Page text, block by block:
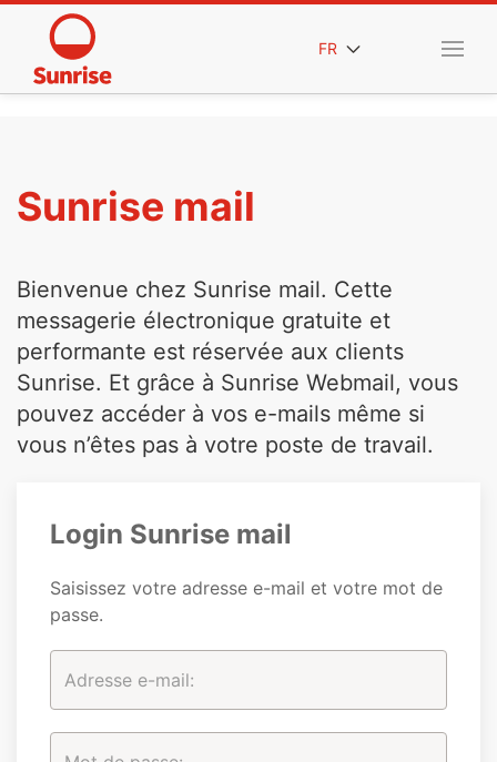
FR
Sunrise mail
Bienvenue chez Sunrise mail. Cette
messagerie électronique gratuite et
performante est réservée aux clients
Sunrise. Et grâce à Sunrise Webmail, vous
pouvez accéder à vos e-mails même si
vous n’êtes pas à votre poste de travail.
Login Sunrise mail
Saisissez votre adresse e-mail et votre mot de
passe.